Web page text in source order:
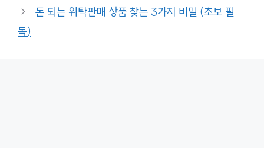
돈 되는 위탁판매 상품 찾는 3가지 비밀 (초보 필
독)